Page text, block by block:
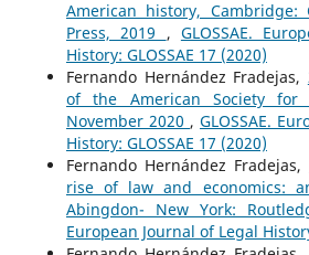
American history, Cambridge:
Press, 2019 , GLOSSAE.
History: GLOSSAE 17 (2020)
Fernando Hernández Fradejas,
of the American Society for
November 2020 ,GLOSSAE.
History: GLOSSAE 17 (2020)
Fernando Hernández Fradejas,
rise of law and economics:
Abingdon- New York:
European Journal of Legal